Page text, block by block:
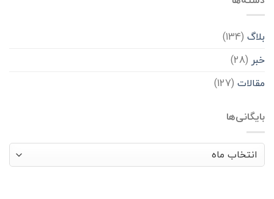
بلاگ (134)
خبر (28)
مقالات (127)
بایگانی‌ها
بایگانی‌ها